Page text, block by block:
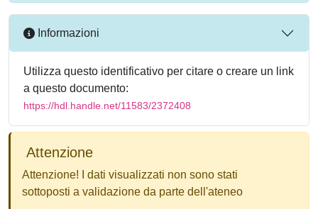
Informazioni
Utilizza questo identificativo per citare o creare un link
a questo documento:
https://hdl.handle.net/11583/2372408
Attenzione
Attenzione! I dati visualizzati non sono stati
sottoposti a validazione da parte dell'ateneo